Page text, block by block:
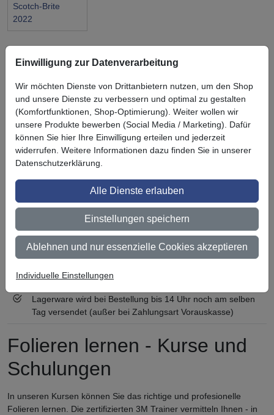
Scotch-Brite
2022
Symbol
Vorteil
Ihre Vorteile bei uns
3M BestPartner Commercial Solutions
Preisschutz für unsere Kunden
Persönliche Beratung und Betreuung
Keine Mindestbestellmenge
Ab 300 € Nettowarenwert versandkostenfrei (innerhalb
Deutschland)
Zertifiziert nach ISO 9001
Qualifizierter Fachhändler
Lagerware wird bei Bestellung bis 14 Uhr noch am selben
Tag versendet (außer bei Zahlungsart Vorauskasse)
Folieren lernen - Kurse und
Schulungen
In unseren Kursen können Sie das richtige und profesionelle
Folieren lernen. Die zertifizierten 3M Trainer vermitteln Ihnen - in
Einwilligung zur Datenverarbeitung
Wir möchten Dienste von Drittanbietern nutzen, um den Shop
und unsere Dienste zu verbessern und optimal zu gestalten
(Komfortfunktionen, Shop-Optimierung). Weiter wollen wir
unsere Produkte bewerben (Social Media / Marketing). Dafür
können Sie hier Ihre Einwilligung erteilen und jederzeit
widerrufen. Weitere Informationen dazu finden Sie in unserer
Datenschutzerklärung.
Alle Dienste erlauben
Einstellungen speichern
Ablehnen und nur essenzielle Cookies akzeptieren
Individuelle Einstellungen